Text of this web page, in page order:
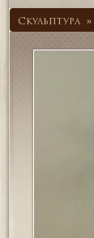
Скульптура »